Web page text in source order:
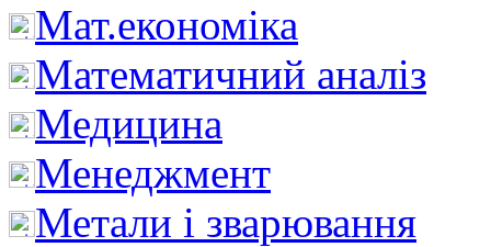
Мат.економіка
Математичний аналіз
Медицина
Менеджмент
Метали і зварювання